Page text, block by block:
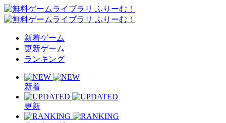
新着ゲーム
更新ゲーム
ランキング
新着
更新